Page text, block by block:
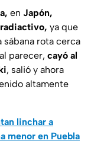
en Japón,
ya que
sábana rota cerca
parecer, cayó al
, salió y ahora
altamente
linchar a
menor en Puebla